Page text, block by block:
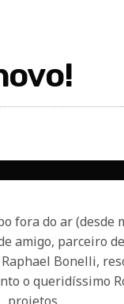
fora do ar (desde
amigo, parceiro
Bonelli,
o queridíssimo